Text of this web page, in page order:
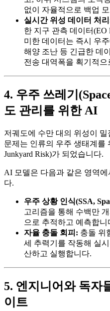
없이 자율적으로 백업
실시간 위성 데이터 처
한 지구 관측 데이터(EO
미한 데이터는 즉시 우
해양 조난 등 긴급한 데
전송 대역폭을 획기적으
4. 우주 쓰레기
도 관리를 위한 AI
저궤도에 수만 대의 위성이
문제는 인류의 우주 생태계를
Junkyard Risk)가 되었습니다.
AI 모델은 다음과 같은 영역
다.
우주 상황 인식(SSA,
고리즘을 통해 수백만
으로 추적하고 예측합니
자율 충돌 회피: 충돌 위
세 추력기를 작동해 실
산하고 실행합니다.
5. 엔지니어와 독자
이트